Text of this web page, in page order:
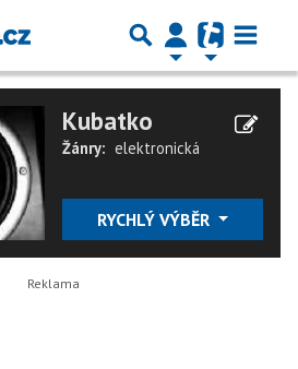
Kubatko
Žánry: elektronická
RYCHLÝ VÝBĚR